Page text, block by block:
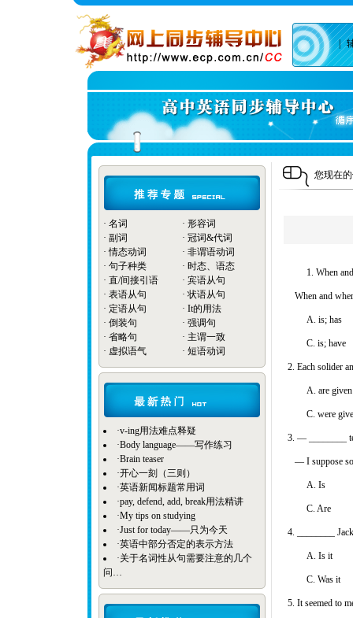
|
· 名词 · 形容词
· 副词 · 冠词&代词
·情态动词 · 非谓语动词
· 句子种类 · 时态、语态
· 直/间接引语 · 宾语从句
· 表语从句 · 状语从句
· 定语从句 · It的用法
· 倒装句 · 强调句
· 省略句 · 主谓一致
· 虚拟语气 · 短语动词
·v-ing用法难点释疑
·Body language——写作练习
·Brain teaser
·开心一刻（三则）
·英语新闻标题常用词
·pay, defend, add, break用法精讲
·My tips on studying
·Just for today——只为今天
·英语中部分否定的表示方法
·关于名词性从句需要注意的几个
问…
您现在
1. When
When and
A. is;
C. is;
2. Each solider
A. are
C. were
3. — ________
— I suppose
A. Is
C. Are
4. ________
A. Is it
C. Was
5. It seemed to